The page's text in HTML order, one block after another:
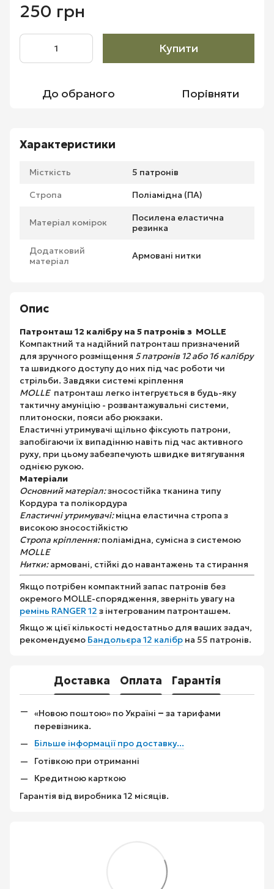
250 грн
Купити
До обраного Порівняти
Характеристики
Місткість 5 патронів
Стропа Поліамідна (ПА)
Матеріал комірок
Посилена еластична
резинка
Додатковий
матеріал
Армовані нитки
Опис
Патронташ 12 калібру на 5 патронів з MOLLE
Компактний та надійний патронташ призначений
для зручного розміщення 5 патронів 12 або 16 калібру
та швидкого доступу до них під час роботи чи
стрільби. Завдяки системі кріплення
MOLLE патронташ легко інтегрується в будь-яку
тактичну амуніцію - розвантажувальні системи,
плитоноски, пояси або рюкзаки.
Еластичні утримувачі щільно фіксують патрони,
запобігаючи їх випадінню навіть під час активного
руху, при цьому забезпечують швидке витягування
однією рукою.
Матеріали
Основний матеріал:зносостійка тканина типу
Кордура та полікордура
Еластичні утримувачі:міцна еластична стропа з
високою зносостійкістю
Стропа кріплення:поліамідна, сумісна з системою
MOLLE
Нитки:армовані, стійкі до навантажень та стирання
Якщо потрібен компактний запас патронів без
окремого MOLLE-спорядження, зверніть увагу на
ремінь RANGER 12 з інтегрованим патронташем.
Якщо ж цієї кількості недостатньо для ваших задач,
рекомендуємо Бандольєра 12 калібр на 55 патронів.
Доставка Оплата Гарантія
«Новою поштою» по Україні – за тарифами
перевізника.
Більше інформації про доставку...
Готівкою при отриманні
Кредитною карткою
Гарантія від виробника 12 місяців.